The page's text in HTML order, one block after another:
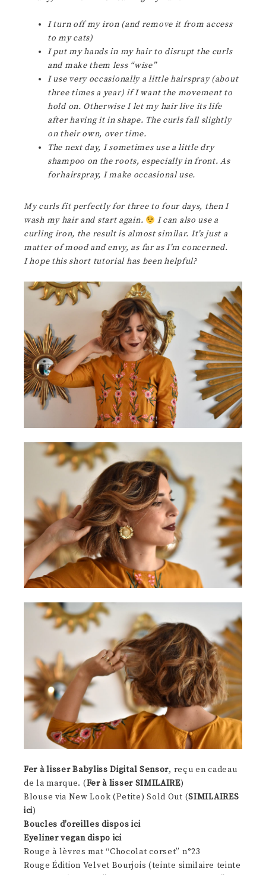
I turn off my iron (and remove it from access
to my cats)
I put my hands in my hair to disrupt the curls
and make them less “wise”
I use very occasionally a little hairspray (about
three times a year) if I want the movement to
hold on. Otherwise I let my hair live its life
after having it in shape. The curls fall slightly
on their own, over time.
The next day, I sometimes use a little dry
shampoo on the roots, especially in front.As
forhairspray, I make occasional use.
My curls fit perfectly for three to four days, then I
wash my hair and start again.
I can also use a
curling iron, the result is almost similar. It’s just a
matter of mood and envy, as far as I’m concerned.
I hope this short tutorial has been helpful?
Fer à lisser Babyliss Digital Sensor, reçu en cadeau
de la marque. (Fer à lisser SIMILAIRE)
Blouse via New Look (Petite) Sold Out (SIMILAIRES
ici)
Boucles d’oreilles dispos ici
Eyeliner vegan dispo ici
Rouge à lèvres mat “Chocolat corset” n°23
Rouge Édition Velvet Bourjois (teinte similaire teinte